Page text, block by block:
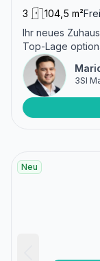
3 104,5 m²
Ihr neues
Top-Lage
3SI
Neu